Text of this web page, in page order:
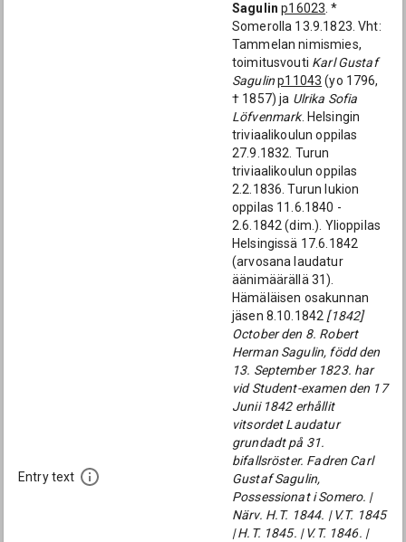
Entry text
Sagulin p16023 . *
Somerolla 13.9.1823. Vht:
Tammelan nimismies,
toimitusvouti Karl Gustaf
Sagulin p11043 (yo 1796,
† 1857) ja Ulrika Sofia
Löfvenmark. Helsingin
triviaalikoulun oppilas
27.9.1832. Turun
triviaalikoulun oppilas
2.2.1836. Turun lukion
oppilas 11.6.1840 -
2.6.1842 (dim.). Ylioppilas
Helsingissä 17.6.1842
(arvosana laudatur
äänimäärällä 31).
Hämäläisen osakunnan
jäsen 8.10.1842 [1842]
October den 8. Robert
Herman Sagulin, född den
13. September 1823. har
vid Student-examen den 17
Junii 1842 erhållit
vitsordet Laudatur
grundadt på 31.
bifallsröster. Fadren Carl
Gustaf Sagulin,
Possessionat i Somero. |
Närv. H.T. 1844. | V.T. 1845
| H.T. 1845. | V.T. 1846. |